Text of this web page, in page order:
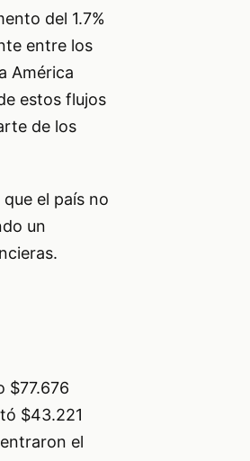
del 1.7%
entre los
América
estos flujos
de los
el país no
un
$77.676
$43.221
el